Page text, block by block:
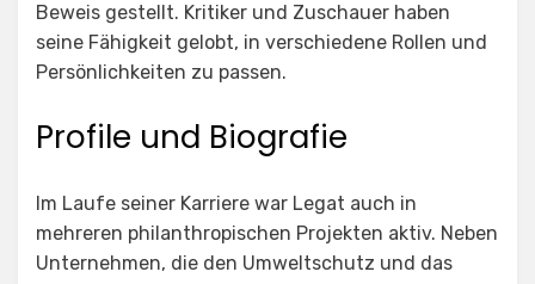
Beweis gestellt. Kritiker und Zuschauer haben
seine Fähigkeit gelobt, in verschiedene Rollen und
Persönlichkeiten zu passen.
Profile und Biografie
Im Laufe seiner Karriere war Legat auch in
mehreren philanthropischen Projekten aktiv. Neben
Unternehmen, die den Umweltschutz und das